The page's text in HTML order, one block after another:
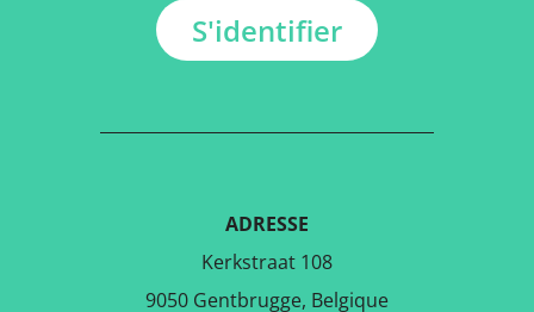
S'identifier
ADRESSE
Kerkstraat 108
9050 Gentbrugge, Belgique